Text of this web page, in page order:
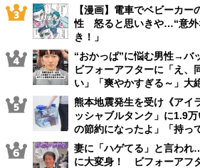
【漫画】電車でベビーカ
性 怒ると思いきや…“意外
き！」
“おかっぱ”に悩む男性→バ
ビフォーアフターに「え、
い」「爽やかすぎる～」大
熊本地震発生を受け《アイ
ッシャブルタンク」に1.9
の節約になったよ」「持っ
妻に「ハゲてる」と言わ
に大変身！ ビフォーアフ